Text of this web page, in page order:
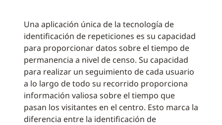
Una aplicación única de la tecnología de
identificación de repeticiones es su capacidad
para proporcionar datos sobre el tiempo de
permanencia a nivel de censo. Su capacidad
para realizar un seguimiento de cada usuario
a lo largo de todo su recorrido proporciona
información valiosa sobre el tiempo que
pasan los visitantes en el centro. Esto marca la
diferencia entre la identificación de